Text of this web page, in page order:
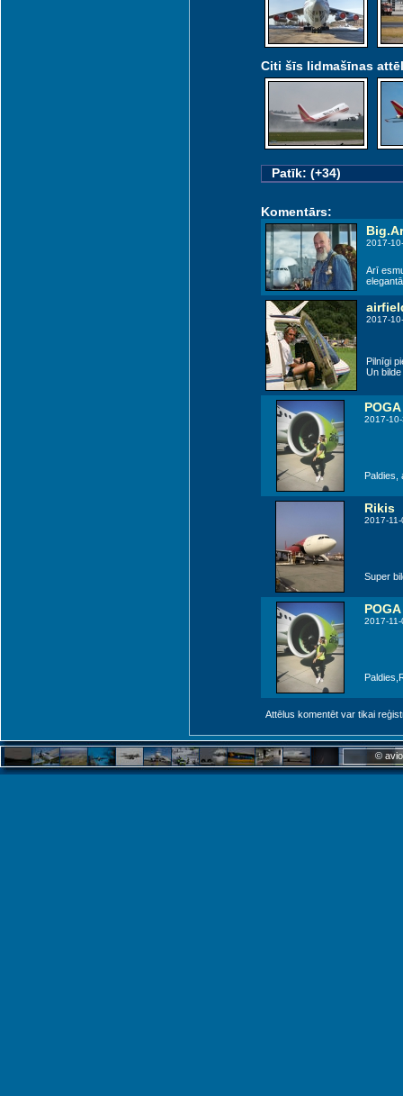
Citi šīs lidmašīnas
Patīk: (+34)
Komentārs:
2017-
Arī
2017-
Pilnīgi
Un bilde
POGA
2017-
Paldies,
Rikis
2017-
Super
POGA
2017-
Attēlus komentēt var tikai
©